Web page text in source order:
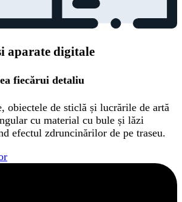
aparate digitale
fiecărui detaliu
obiectele de sticlă și lucrările de artă
cu material cu bule și lăzi
efectul zdruncinărilor de pe traseu.